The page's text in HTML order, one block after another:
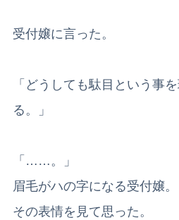
受付嬢に言った。
「どうしても駄目という事
る。」
「……。」
眉毛がハの字になる受付嬢。
その表情を見て思った。